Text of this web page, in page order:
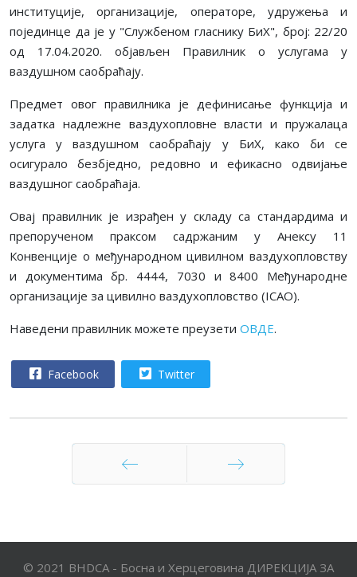
институције, организације, операторе, удружења и
појединце да је у "Службеном гласнику БиХ", број: 22/20
од 17.04.2020. објављен Правилник о услугама у
ваздушном саoбраћају.
Предмет овог правилника је дефинисање функција и
задатка надлежне ваздухопловне власти и пружалаца
услуга у ваздушном саобраћају у БиХ, како би се
осигурало безбједно, редовно и ефикасно одвијање
ваздушног саобраћаја.
Овај правилник је израђен у складу са стандардима и
препорученом праксом садржаним у Анексу 11
Конвенције о међународном цивилном ваздухопловству
и документима бр. 4444, 7030 и 8400 Међународне
организације за цивилно ваздухопловство (ICAO).
Наведени правилник можете преузети ОВДЕ.
Facebook Twitter
© 2021 BHDCA - Босна и Херцеговина ДИРЕКЦИЈА ЗА